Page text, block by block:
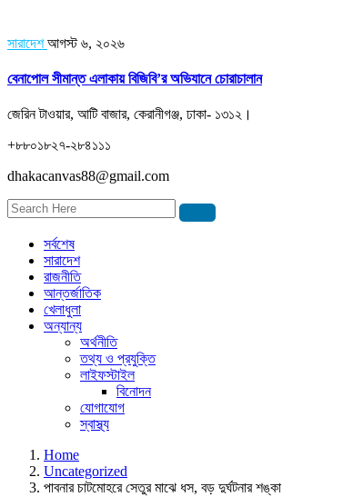
সারাদেশ আগস্ট ৬, ২০২৬
বেনাপোল সীমান্ত এলাকায় বিজিবি’র অভিযানে চোরাচালান
জেরিন টাওয়ার, আটি বাজার, কেরানীগঞ্জ, ঢাকা- ১৩১২।
+৮৮০১৮২৭-২৮৪১১১
dhakacanvas88@gmail.com
সর্বশেষ
সারাদেশ
রাজনীতি
আন্তর্জাতিক
খেলাধুলা
অন্যান্য
অর্থনীতি
তথ্য ও প্রযুক্তি
লাইফস্টাইল
বিনোদন
যোগাযোগ
স্বাস্থ্য
Home
Uncategorized
পাবনার চাটমোহরে সেতুর মাঝে ধস, বড় দুর্ঘটনার শঙ্কা